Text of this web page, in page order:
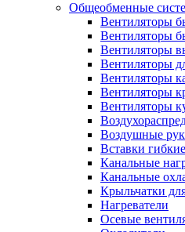
Общеобменные
Вентиляторы
Вентиляторы
Вентиляторы
Вентиляторы
Вентиляторы
Вентиляторы
Вентиляторы
Воздушные
Вставки
Канальные
Канальные
Крыльчатки
Нагреватели
Осевые